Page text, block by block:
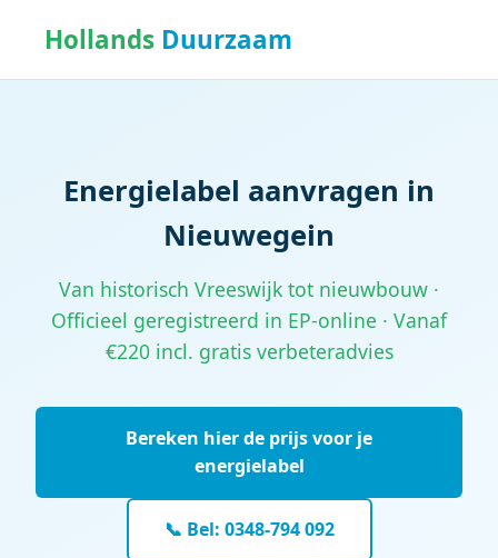
Hollands Duurzaam
Energielabel aanvragen in
Nieuwegein
Van historisch Vreeswijk tot nieuwbouw ·
Officieel geregistreerd in EP-online · Vanaf
€220 incl. gratis verbeteradvies
Bereken hier de prijs voor je
energielabel
📞 Bel: 0348-794 092